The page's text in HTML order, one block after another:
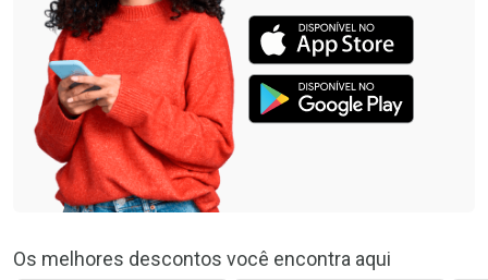
Os melhores descontos você encontra aqui